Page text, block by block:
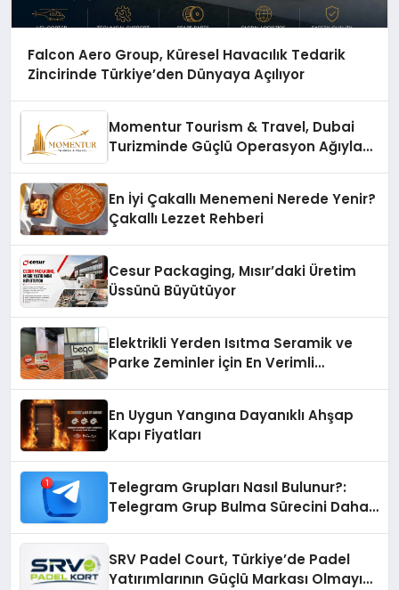
Falcon Aero Group, Küresel Havacılık Tedarik
Zincirinde Türkiye’den Dünyaya Açılıyor
Momentur Tourism & Travel, Dubai
Turizminde Güçlü Operasyon Ağıyla
En İyi Çakallı Menemeni Nerede Yenir?
Çakallı Lezzet Rehberi
Cesur Packaging, Mısır’daki Üretim
Üssünü Büyütüyor
Elektrikli Yerden Isıtma Seramik ve
Parke Zeminler İçin En Verimli
En Uygun Yangına Dayanıklı Ahşap
Kapı Fiyatları
Telegram Grupları Nasıl Bulunur?:
Telegram Grup Bulma Sürecini Daha
SRV Padel Court, Türkiye’de Padel
Yatırımlarının Güçlü Markası Olmayı